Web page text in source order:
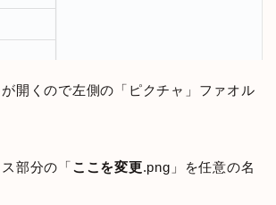
開くので左側の「ピクチャ」ファオル
部分の「ここを変更.png」を任意の名